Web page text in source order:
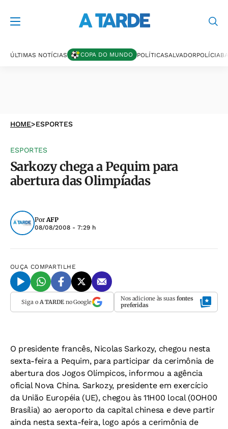
ÚLTIMAS NOTÍCIAS COPA DO MUNDO POLÍTICASALVADORPOLÍCIA
HOME>ESPORTES
ESPORTES
Sarkozy chega a Pequim para
abertura das Olimpíadas
PorAFP
08/08/2008 - 7:29 h
OUÇA COMPARTILHE
Siga o A TARDEno Google Nos adicione às suas fontes
preferidas
O presidente francês, Nicolas Sarkozy, chegou nesta
sexta-feira a Pequim, para participar da cerimônia de
abertura dos Jogos Olímpicos, informou a agência
oficial Nova China. Sarkozy, presidente em exercício
da União Européia (UE), chegou às 11H00 local (0OH00
Brasília) ao aeroporto da capital chinesa e deve partir
ainda nesta sexta-feira, logo após a cerimônia de